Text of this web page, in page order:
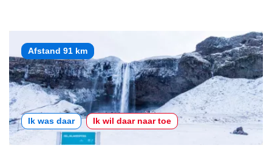
Afstand 91 km
Ik was daar Ik wil daar naar toe